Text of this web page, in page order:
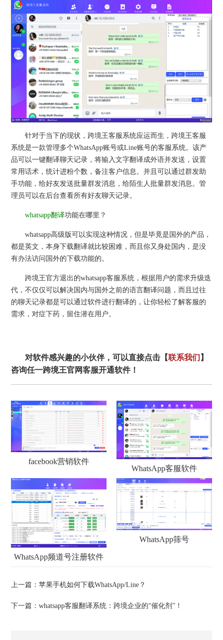
针对于当下的现状，跨境王客服系统应运而生，跨境王客服
系统是一款管理多个WhatsApp账号或Line账号的客服系统。该产
品可以一键翻译聊天记录，将输入文字翻译成外语并发送，设置
常用话术，统计进粉个数，备注客户信息。并且可以通过群发助
手功能，给好友发送批量群发消息，给陌生人批量群发消息。管
理员可以在后台查看所有好友聊天记录。
whatsapp翻译功能在哪里？
whatsapp高级版可以实现这种情况，但是毕竟是国外的产品，
都是英文，本身下载翻译就比较困难，而且你又身处国内，是没
有办法访问国外的下载功能的。
跨境王官方退出的whatsapp客服系统，根据用户的需求升级迭
代，不仅仅可以解决国内与国外之前的语言翻译问题，而且过往
的聊天记录都是可以通过软件进行翻译的，让你轻松了解客服的
需求，对症下药，留住潜在用户。
对软件感兴趣的小伙伴，可以直接点击【联系我们 】
咨询任一跨境王官网客服开通软件！
facebook营销软件
WhatsApp客服软件
WhatsApp频道号注册软件
WhatsApp筛号
上一篇：苹果手机如何下载WhatsApp/Line？
下一篇：whatsapp客服翻译系统：跨境企业的“催化剂”！